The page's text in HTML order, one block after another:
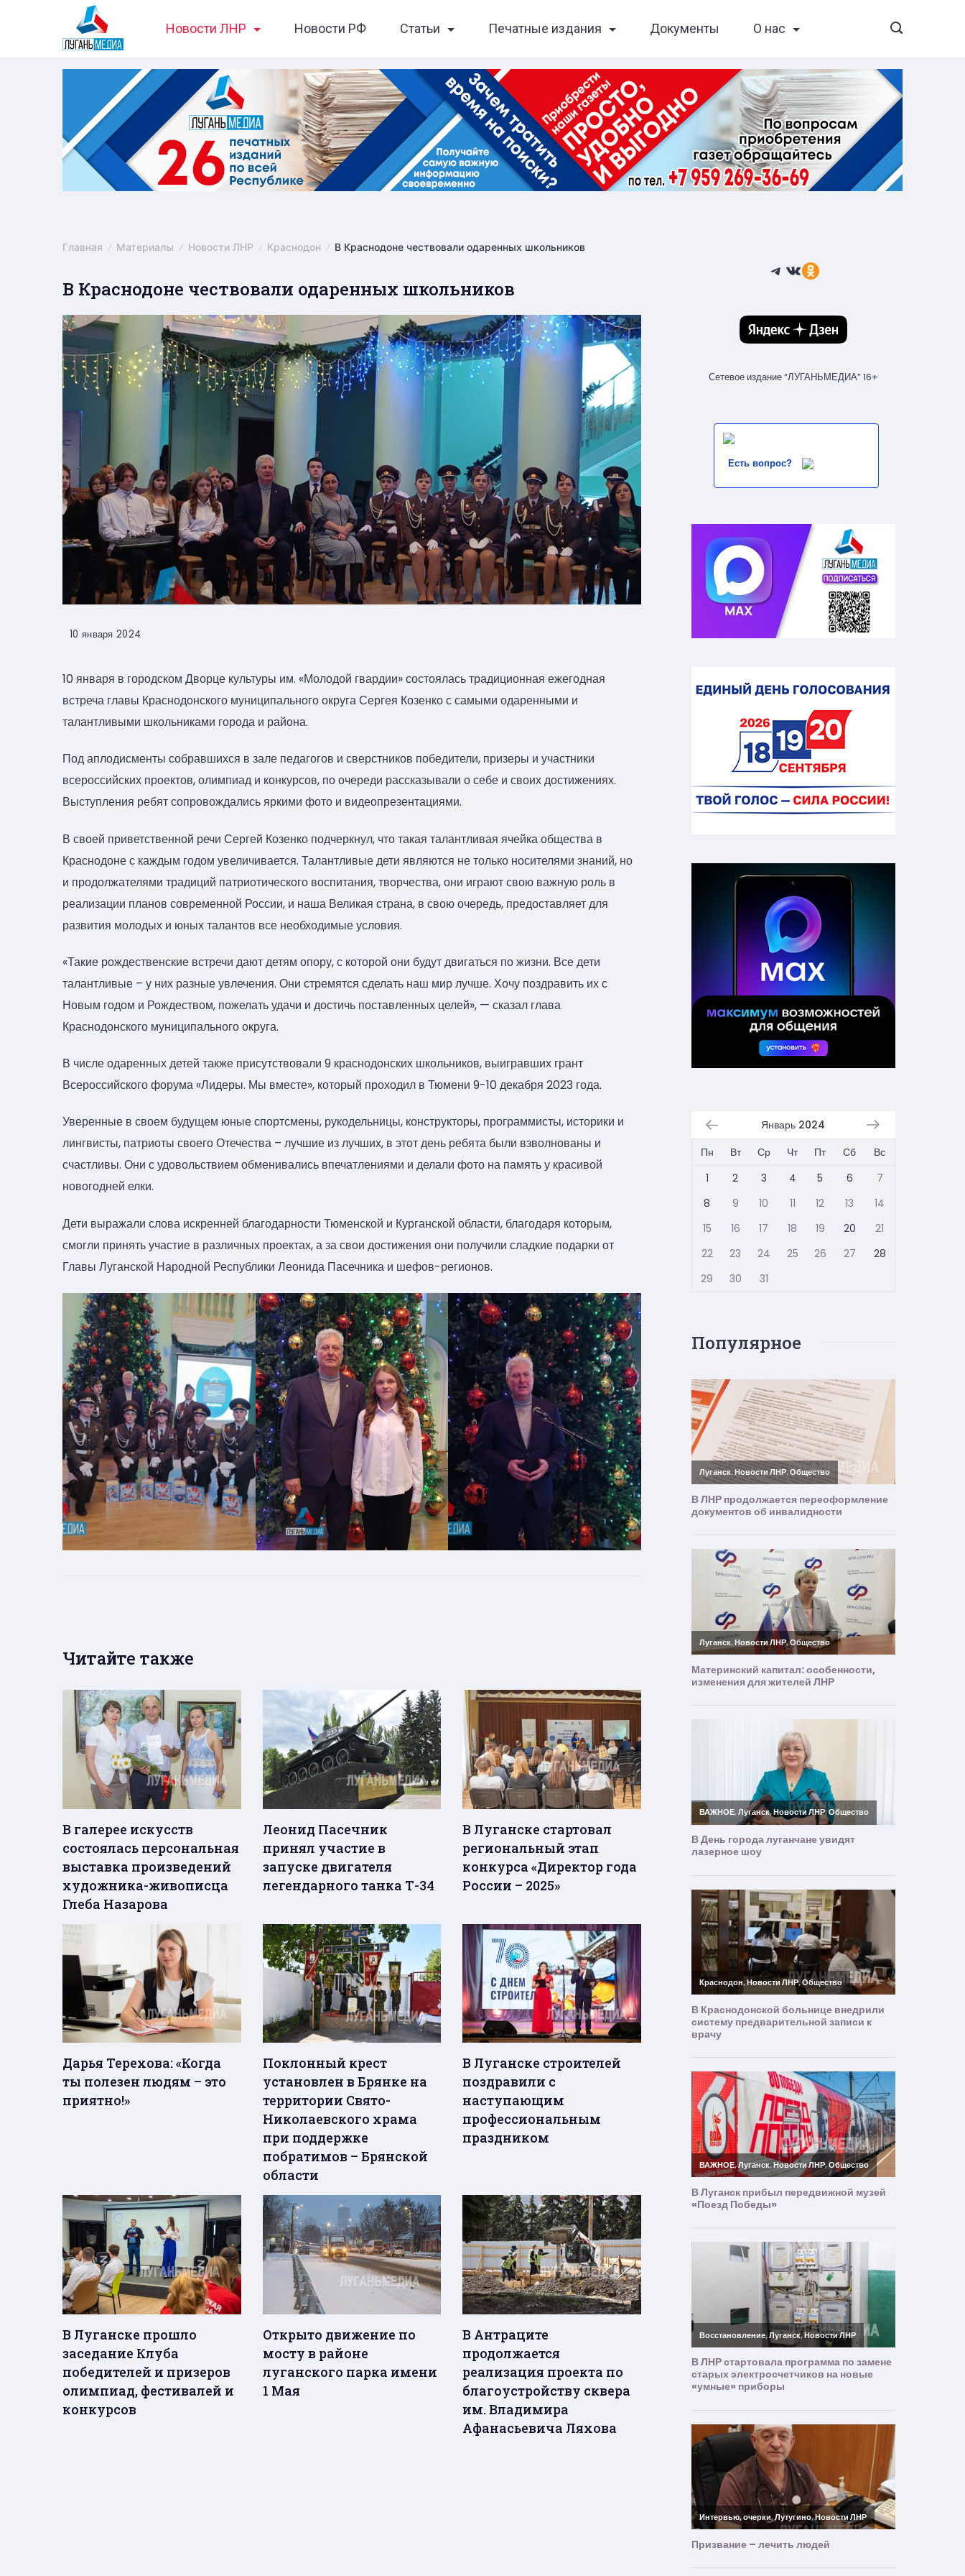
Новости ЛНР Новости РФ Статьи Печатные издания Документы О нас
Главная Материалы Новости ЛНР Краснодон В Краснодоне чествовали одаренных школьников
В Краснодоне чествовали одаренных школьников
10 января 2024
10 января в городском Дворце культуры им. «Молодой гвардии» состоялась традиционная ежегодная
встреча главы Краснодонского муниципального округа Сергея Козенко с самыми одаренными и
талантливыми школьниками города и района.
Под аплодисменты собравшихся в зале педагогов и сверстников победители, призеры и участники
всероссийских проектов, олимпиад и конкурсов, по очереди рассказывали о себе и своих достижениях.
Выступления ребят сопровождались яркими фото и видеопрезентациями.
В своей приветственной речи Сергей Козенко подчеркнул, что такая талантливая ячейка общества в
Краснодоне с каждым годом увеличивается. Талантливые дети являются не только носителями знаний, но
и продолжателями традиций патриотического воспитания, творчества, они играют свою важную роль в
реализации планов современной России, и наша Великая страна, в свою очередь, предоставляет для
развития молодых и юных талантов все необходимые условия.
«Такие рождественские встречи дают детям опору, с которой они будут двигаться по жизни. Все дети
талантливые – у них разные увлечения. Они стремятся сделать наш мир лучше. Хочу поздравить их с
Новым годом и Рождеством, пожелать удачи и достичь поставленных целей», — сказал глава
Краснодонского муниципального округа.
В числе одаренных детей также присутствовали 9 краснодонских школьников, выигравших грант
Всероссийского форума «Лидеры. Мы вместе», который проходил в Тюмени 9-10 декабря 2023 года.
Уверенные в своем будущем юные спортсмены, рукодельницы, конструкторы, программисты, историки и
лингвисты, патриоты своего Отечества – лучшие из лучших, в этот день ребята были взволнованы и
счастливы. Они с удовольствием обменивались впечатлениями и делали фото на память у красивой
новогодней елки.
Дети выражали слова искренней благодарности Тюменской и Курганской области, благодаря которым,
смогли принять участие в различных проектах, а за свои достижения они получили сладкие подарки от
Главы Луганской Народной Республики Леонида Пасечника и шефов-регионов.
Читайте также
В галерее искусств
состоялась персональная
выставка произведений
художника-живописца
Глеба Назарова
Леонид Пасечник
принял участие в
запуске двигателя
легендарного танка Т-34
В Луганске стартовал
региональный этап
конкурса «Директор года
России – 2025»
Дарья Терехова: «Когда
ты полезен людям – это
приятно!»
Поклонный крест
установлен в Брянке на
территории Свято-
Николаевского храма
при поддержке
побратимов – Брянской
области
В Луганске строителей
поздравили с
наступающим
профессиональным
праздником
В Луганске прошло
заседание Клуба
победителей и призеров
олимпиад, фестивалей и
конкурсов
Открыто движение по
мосту в районе
луганского парка имени
1 Мая
В Антраците
продолжается
реализация проекта по
благоустройству сквера
им. Владимира
Афанасьевича Ляхова
Telegram
ВКонтакте
Ссылка
Сетевое издание “ЛУГАНЬМЕДИА” 16+
Есть вопрос?
Январь 2024
Пн
Вт Ср Чт Пт Сб
Вс
1
2 3 4 5 6
7
8
9 10 11 12 13
14
15
16 17 18 19 20
21
22
23 24 25 26 27
28
29
30 31
Популярное